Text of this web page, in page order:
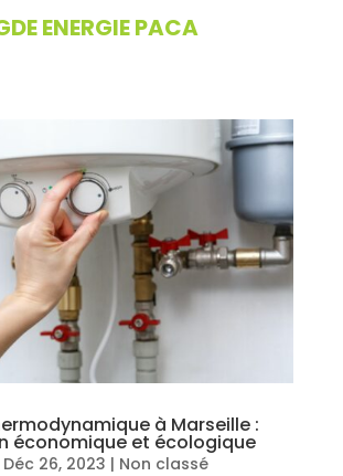
à Marseille :
économique et écologique
Déc 26, 2023 | Non classé
ENERGIE PACA